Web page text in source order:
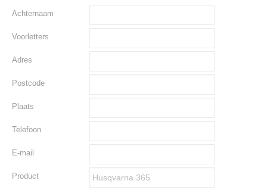
Achternaam
Voorletters
Adres
Postcode
Plaats
Telefoon
E-mail
Product